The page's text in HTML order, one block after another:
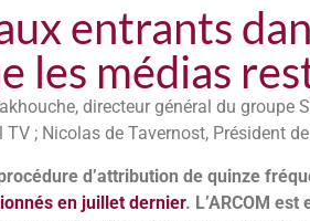
entrants
les médias
directeur général du groupe
TV ; Nicolas de Tavernost, Président
d’attribution de quinze
en juillet dernier. L’ARCOM